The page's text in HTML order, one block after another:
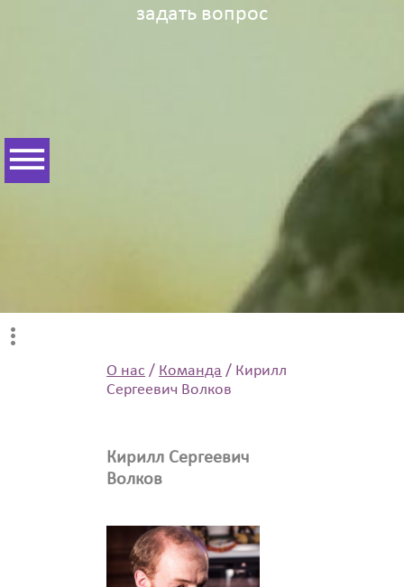
задать вопрос
О нас / Команда / Кирилл
Сергеевич Волков
Кирилл Сергеевич
Волков